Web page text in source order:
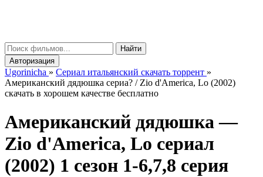
Найти
Авторизация
Ugorinicha » Сериал итальянский скачать торрент »
Американский дядюшка сериа? / Zio d'America, Lo (2002)
скачать в хорошем качестве бесплатно
Американский дядюшка —
Zio d'America, Lo сериал
(2002) 1 сезон 1-6,7,8 серия